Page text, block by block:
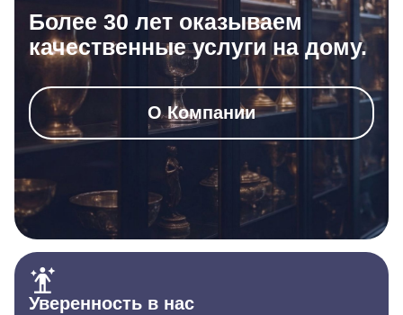
Более 30 лет оказываем
качественные услуги на дому.
О Компании
Уверенность в нас